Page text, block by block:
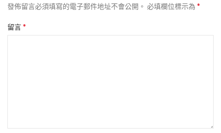
發佈留言必須填寫的電子郵件地址不會公開。 必填欄位標示為 *
留言*